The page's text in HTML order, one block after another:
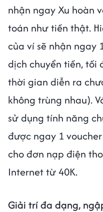
nhận ngay Xu hoàn
toán như tiền thật.
của ví sẽ nhận ngay
dịch chuyển tiền, tối
thời gian diễn ra
không trùng nhau).
sử dụng tính năng
được ngay 1
cho đơn nạp điện
Internet từ 40K.
Giải trí đa dạng,